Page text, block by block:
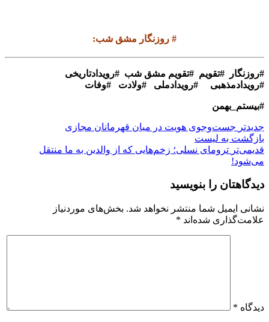
# روزنگار مشق شب:
#روزنگار #تقویم #تقویم مشق شب #رویدادتاریخی
#رویدادمذهبی #رویدادملی #ولادت #وفات
#بیستم_بهمن
جدیدتر جست‌وجوی هویت در میان قهرمانان مجازی
بازگشت بە لیست
قدیمی‌تر ترومای نسلی؛ زخم‌هایی که از والدین به ما منتقل
می‌شود!
دیدگاهتان را بنویسید
نشانی ایمیل شما منتشر نخواهد شد. بخش‌های موردنیاز
علامت‌گذاری شده‌اند *
دیدگاه *